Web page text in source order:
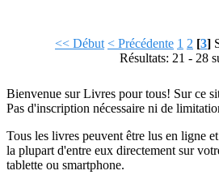
<< Début < Précédente 1 2 [3]
Résultats: 21 - 28
Bienvenue sur Livres pour tous! Sur ce
Pas d'inscription nécessaire ni de
Tous les livres peuvent être lus en ligne
la plupart d'entre eux directement sur
tablette ou smartphone.